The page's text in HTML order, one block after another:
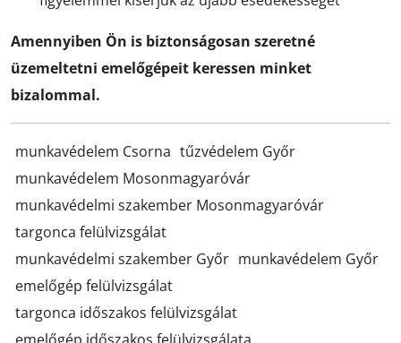
Amennyiben Ön is biztonságosan szeretné
üzemeltetni emelőgépeit keressen minket
bizalommal.
munkavédelem Csorna tűzvédelem Győr
munkavédelem Mosonmagyaróvár
munkavédelmi szakember Mosonmagyaróvár
targonca felülvizsgálat
munkavédelmi szakember Győr munkavédelem Győr
emelőgép felülvizsgálat
targonca időszakos felülvizsgálat